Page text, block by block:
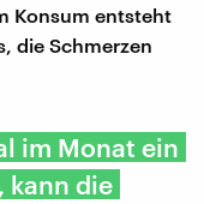
Konsum entsteht
die Schmerzen
im Monat ein
kann die